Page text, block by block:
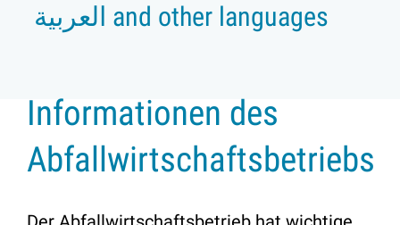
العربية and other languages
Informationen des
Abfallwirtschaftsbetriebs